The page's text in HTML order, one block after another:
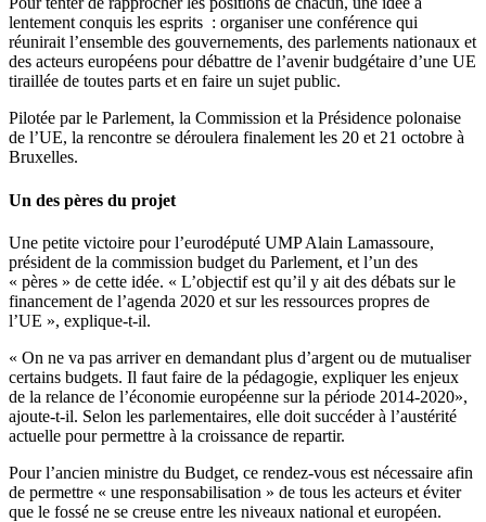
lentement conquis les esprits : organiser une conférence qui
réunirait l’ensemble des gouvernements, des parlements nationaux et
des acteurs européens pour débattre de l’avenir budgétaire d’une UE
tiraillée de toutes parts et en faire un sujet public.
Pilotée par le Parlement, la Commission et la Présidence polonaise
de l’UE, la rencontre se déroulera finalement les 20 et 21 octobre à
Bruxelles.
Un des pères du projet
Une petite victoire pour l’eurodéputé UMP Alain Lamassoure,
président de la commission budget du Parlement, et l’un des
« pères » de cette idée. « L’objectif est qu’il y ait des débats sur le
financement de l’agenda 2020 et sur les ressources propres de
l’UE », explique-t-il.
« On ne va pas arriver en demandant plus d’argent ou de mutualiser
certains budgets. Il faut faire de la pédagogie, expliquer les enjeux
de la relance de l’économie européenne sur la période 2014-2020»,
ajoute-t-il. Selon les parlementaires, elle doit succéder à l’austérité
actuelle pour permettre à la croissance de repartir.
Pour l’ancien ministre du Budget, ce rendez-vous est nécessaire afin
de permettre « une responsabilisation » de tous les acteurs et éviter
que le fossé ne se creuse entre les niveaux national et européen.